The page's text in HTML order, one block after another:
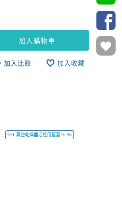
加入購物車
加入比較 加入收藏
GEL 真空乾燥器活栓用藍蓋 GL36